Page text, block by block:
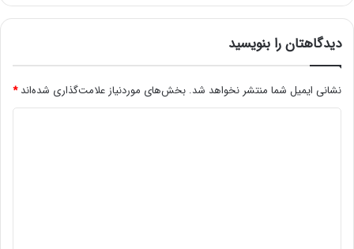
دیدگاهتان را بنویسید
نشانی ایمیل شما منتشر نخواهد شد. بخش‌های موردنیاز علامت‌گذاری شده‌اند*